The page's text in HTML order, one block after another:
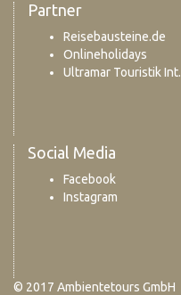
Partner
Reisebausteine.de
Onlineholidays
Ultramar Touristik Int.
Social Media
Facebook
Instagram
© 2017 Ambientetours GmbH